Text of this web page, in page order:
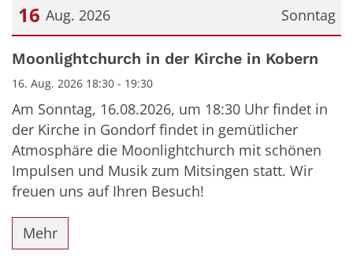
Sonntag
16 Aug. 2026
Datum: 16. August 2026
Moonlightchurch in der Kirche in Kobern
16. Aug. 2026 18:30 - 19:30
Am Sonntag, 16.08.2026, um 18:30 Uhr findet in
der Kirche in Gondorf findet in gemütlicher
Atmosphäre die Moonlightchurch mit schönen
Impulsen und Musik zum Mitsingen statt. Wir
freuen uns auf Ihren Besuch!
Mehr